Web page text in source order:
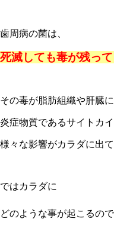
歯周病の菌は、
死滅しても毒が残っ
その毒が脂肪組織や肝臓に
炎症物質であるサイトカ
様々な影響がカラダに出
ではカラダに
どのような事が起こるの